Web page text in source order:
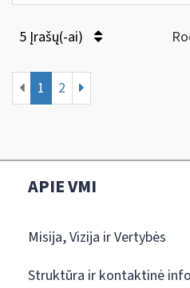
5 Įrašų(-ai)
1 2
APIE VMI
Misija, Vizija ir Vertybės
Struktūra ir kontaktinė